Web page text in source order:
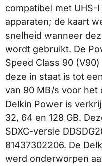
compatibel met UHS-
apparaten; de kaart
snelheid wanneer
wordt gebruikt. De
Speed Class 90
deze in staat is tot
van 90 MB/s voor het
Delkin Power is
32, 64 en 128 GB.
SDXC-versie
81437302206. De
werd onderworpen